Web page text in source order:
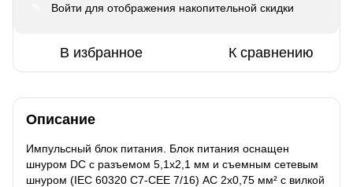
Войти для отображения накопительной скидки
В избранное К сравнению
Описание
Импульсный блок питания. Блок питания оснащен
шнуром DC с разъемом 5,1x2,1 мм и съемным сетевым
шнуром (IEC 60320 C7-CEE 7/16) AC 2x0,75 мм² с вилкой